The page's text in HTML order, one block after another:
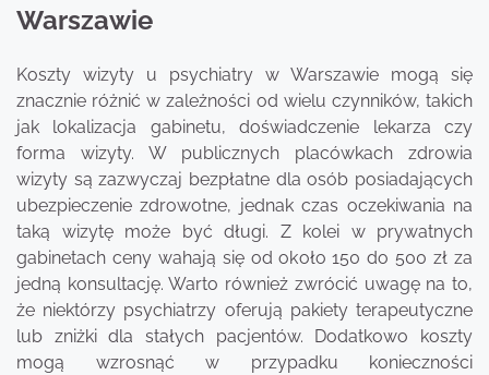
Warszawie
Koszty wizyty u psychiatry w Warszawie mogą się
znacznie różnić w zależności od wielu czynników, takich
jak lokalizacja gabinetu, doświadczenie lekarza czy
forma wizyty. W publicznych placówkach zdrowia
wizyty są zazwyczaj bezpłatne dla osób posiadających
ubezpieczenie zdrowotne, jednak czas oczekiwania na
taką wizytę może być długi. Z kolei w prywatnych
gabinetach ceny wahają się od około 150 do 500 zł za
jedną konsultację. Warto również zwrócić uwagę na to,
że niektórzy psychiatrzy oferują pakiety terapeutyczne
lub zniżki dla stałych pacjentów. Dodatkowo koszty
mogą wzrosnąć w przypadku konieczności